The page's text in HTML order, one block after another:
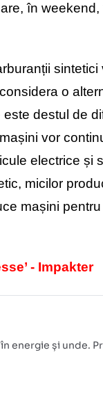
în
sintetici
o
destul de
vor
electrice și
micilor
mașini
- Impakter
energie și unde.